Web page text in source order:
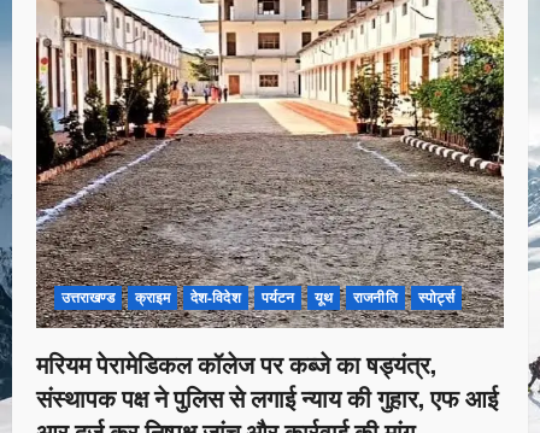
उत्तराखण्ड क्राइम देश-विदेश पर्यटन यूथ राजनीति स्पोर्ट्स
मरियम पेरामेडिकल कॉलेज पर कब्जे का षड्यंत्र,
संस्थापक पक्ष ने पुलिस से लगाई न्याय की गुहार, एफ आई